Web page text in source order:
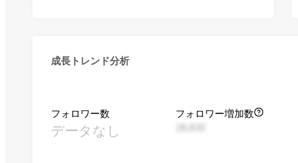
成長トレンド分析
フォロワー数
データなし
フォロワー増加数